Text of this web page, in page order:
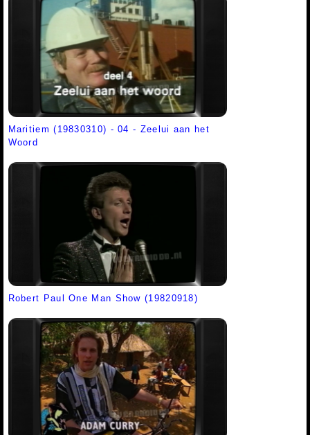
Maritiem (19830310) - 04 - Zeelui aan het
Woord
Robert Paul One Man Show (19820918)